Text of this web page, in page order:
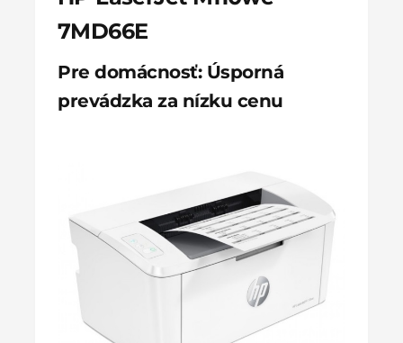
7MD66E
Pre domácnosť: Úsporná
prevádzka za nízku cenu